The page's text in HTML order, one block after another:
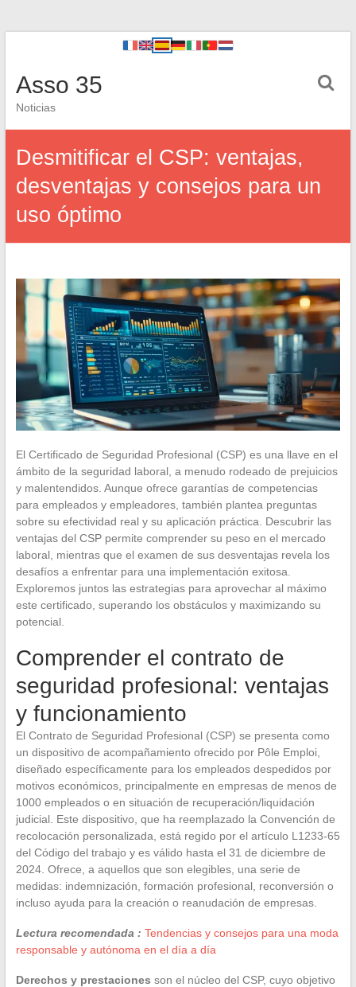
Asso 35
Noticias
Desmitificar el CSP: ventajas,
desventajas y consejos para un
uso óptimo
El Certificado de Seguridad Profesional (CSP) es una llave en el
ámbito de la seguridad laboral, a menudo rodeado de prejuicios
y malentendidos. Aunque ofrece garantías de competencias
para empleados y empleadores, también plantea preguntas
sobre su efectividad real y su aplicación práctica. Descubrir las
ventajas del CSP permite comprender su peso en el mercado
laboral, mientras que el examen de sus desventajas revela los
desafíos a enfrentar para una implementación exitosa.
Exploremos juntos las estrategias para aprovechar al máximo
este certificado, superando los obstáculos y maximizando su
potencial.
Comprender el contrato de
seguridad profesional: ventajas
y funcionamiento
El Contrato de Seguridad Profesional (CSP) se presenta como
un dispositivo de acompañamiento ofrecido por Pôle Emploi,
diseñado específicamente para los empleados despedidos por
motivos económicos, principalmente en empresas de menos de
1000 empleados o en situación de recuperación/liquidación
judicial. Este dispositivo, que ha reemplazado la Convención de
recolocación personalizada, está regido por el artículo L1233-65
del Código del trabajo y es válido hasta el 31 de diciembre de
2024. Ofrece, a aquellos que son elegibles, una serie de
medidas: indemnización, formación profesional, reconversión o
incluso ayuda para la creación o reanudación de empresas.
Lectura recomendada : Tendencias y consejos para una moda
responsable y autónoma en el día a día
Derechos y prestaciones son el núcleo del CSP, cuyo objetivo